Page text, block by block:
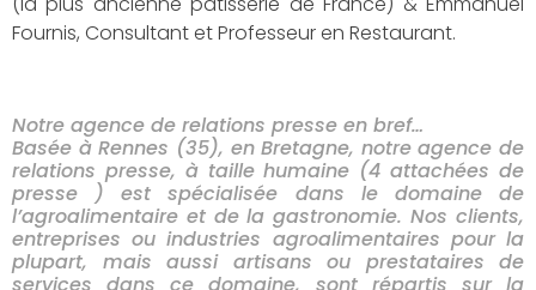
Fournis, Consultant et Professeur en Restaurant.
Notre agence de relations presse en bref…
Basée à Rennes (35), en Bretagne, notre agence de
relations presse, à taille humaine (4 attachées de
presse ) est spécialisée dans le domaine de
l’agroalimentaire et de la gastronomie. Nos clients,
entreprises ou industries agroalimentaires pour la
plupart, mais aussi artisans ou prestataires de
services dans ce domaine, sont répartis sur la